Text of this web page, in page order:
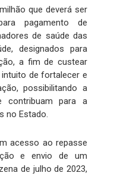
que deverá ser
pagamento de
de saúde das
designados para
a fim de custear
de fortalecer e
possibilitando a
contribuam para a
no Estado.
acesso ao repasse
e envio de um
de julho de 2023,